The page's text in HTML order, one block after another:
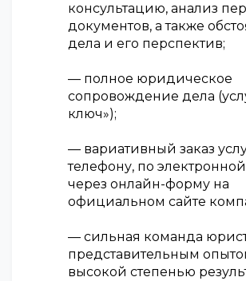
консультацию, анализ
документов, а также
дела и его перспектив;
— полное юридическое
сопровождение дела
ключ»);
— вариативный заказ
телефону, по
через онлайн-форму на
официальном сайте
— сильная команда
представительным
высокой степенью